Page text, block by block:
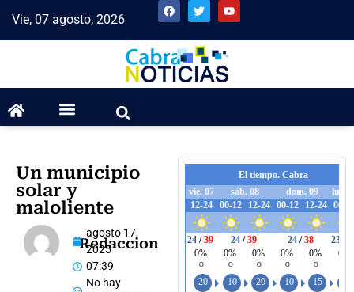
Vie, 07 agosto, 2026
Un municipio
solar y
maloliente
Redaccion
agosto 17,
2025
07:39
No hay